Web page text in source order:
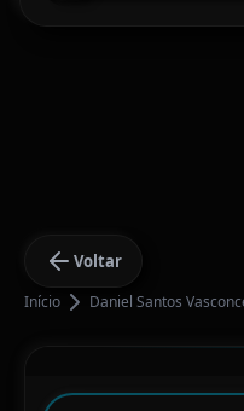
Voltar
Início Daniel Santos